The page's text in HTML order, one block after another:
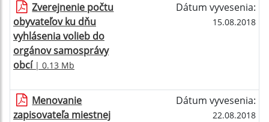
Zverejnenie počtu
obyvateľov ku dňu
vyhlásenia volieb do
orgánov samosprávy
obcí| 0.13 Mb
Dátum vyvesenia:
15.08.2018
Menovanie
zapisovateľa miestnej
Dátum vyvesenia:
22.08.2018